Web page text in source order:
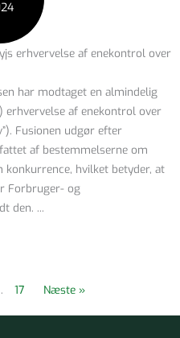
erhvervelse af enekontrol over
har modtaget en almindelig
erhvervelse af enekontrol over
Fusionen udgør efter
af bestemmelserne om
hvilket betyder, at
Forbruger- og
den. ...
17 Næste »